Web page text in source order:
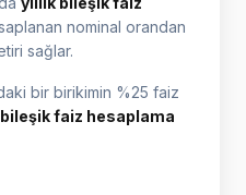
nominal orandan
sağlar.
bir birikimin %25 faiz
bileşik faiz hesaplama